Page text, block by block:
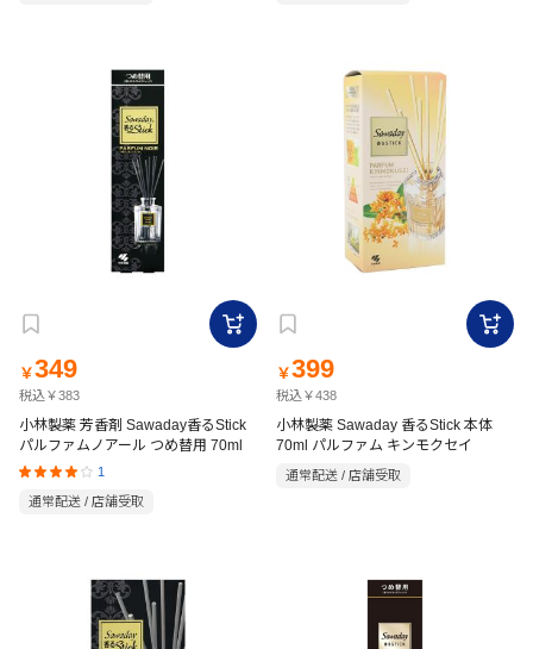
￥349
税込￥383
小林製薬 芳香剤 Sawaday香るStick
パルファムノアール つめ替用 70ml
1
通常配送 / 店舗受取
￥399
税込￥438
小林製薬 Sawaday 香るStick 本体
70ml パルファム キンモクセイ
通常配送 / 店舗受取